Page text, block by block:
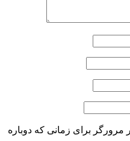
مرورگر برای زمانی که دوباره